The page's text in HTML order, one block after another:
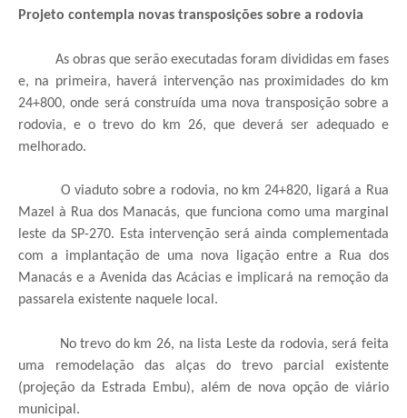
Projeto contempla novas transposições sobre a rodovia
As obras que serão executadas foram divididas em fases
e, na primeira, haverá intervenção nas proximidades do km
24+800, onde será construída uma nova transposição sobre a
rodovia, e o trevo do km 26, que deverá ser adequado e
melhorado.
O viaduto sobre a rodovia, no km 24+820, ligará a Rua
Mazel à Rua dos Manacás, que funciona como uma marginal
leste da SP-270. Esta intervenção será ainda complementada
com a implantação de uma nova ligação entre a Rua dos
Manacás e a Avenida das Acácias e implicará na remoção da
passarela existente naquele local.
No trevo do km 26, na lista Leste da rodovia, será feita
uma remodelação das alças do trevo parcial existente
(projeção da Estrada Embu), além de nova opção de viário
municipal.